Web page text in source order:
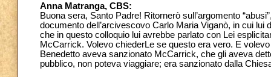
Anna Matranga, CBS:
Buona sera, Santo Padre! Ritornerò sull’argomento
documento dell’arcivescovo Carlo Maria Viganò, in cui
che in questo colloquio lui avrebbe parlato con Lei
McCarrick. Volevo chiederLe se questo era vero. E
Benedetto aveva sanzionato McCarrick, che gli aveva
pubblico, non poteva viaggiare; era sanzionato dalla